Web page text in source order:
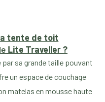
tente de toit
Lite Traveller ?
sa grande taille pouvant
un espace de couchage
matelas en mousse haute